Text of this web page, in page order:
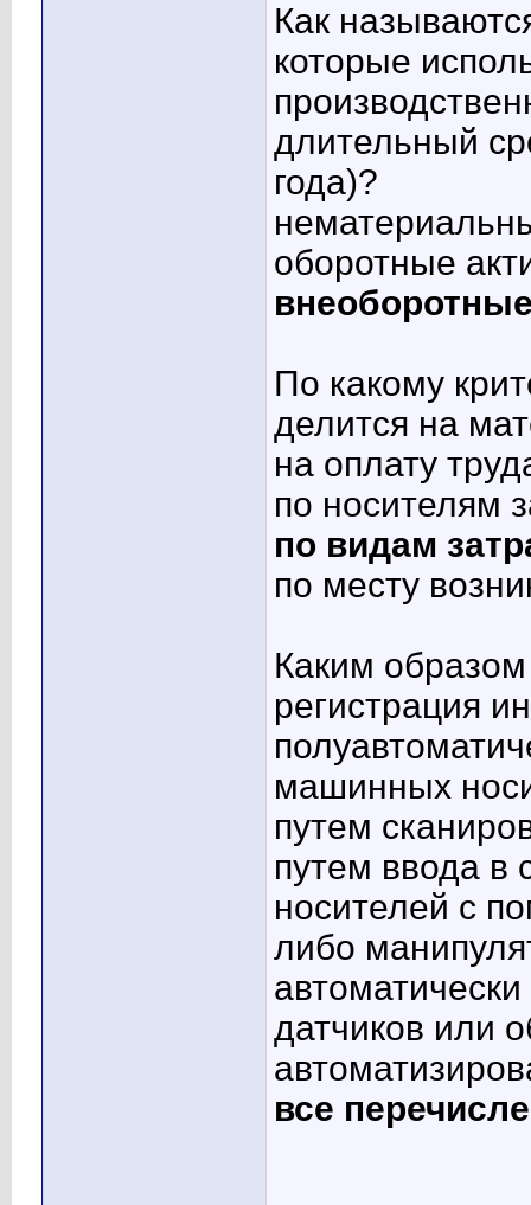
Как
которые
длительный
года)?
оборотные
По какому
делится на
на оплату
по носителям
по видам
по месту
Каким
регистрация
машинных
путем
путем ввода в
носителей с
либо
датчиков или
все